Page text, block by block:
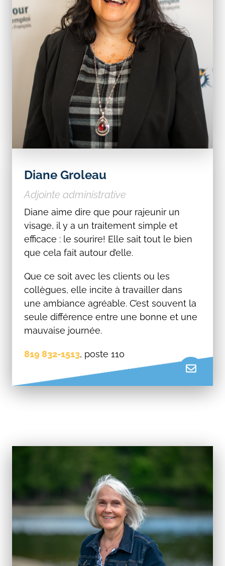
Diane Groleau
Adjointe administrative
Diane aime dire que pour rajeunir un
visage, il y a un traitement simple et
efficace : le sourire! Elle sait tout le bien
que cela fait autour d’elle.
Que ce soit avec les clients ou les
collègues, elle incite à travailler dans
une ambiance agréable. C’est souvent la
seule différence entre une bonne et une
mauvaise journée.
819 832-1513, poste 110